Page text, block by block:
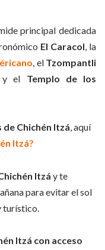
principal dedicada
El Caracol , la
, elTzompantli
y el Templo de los
Chichén Itzá, aquí
Itzá?
Itzá y te
para evitar el sol
turístico.
Itzá con acceso